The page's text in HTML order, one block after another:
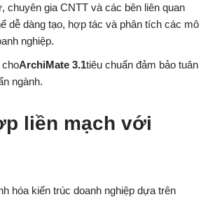
chuyên gia CNTT và các bên liên quan
dễ dàng tạo, hợp tác và phân tích các mô
nghiệp.
choArchiMate 3.1tiêu chuẩn đảm bảo tuân
ngành.
liền mạch với
hóa kiến trúc doanh nghiệp dựa trên